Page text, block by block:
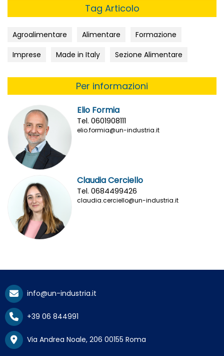
Tag Articolo
Agroalimentare Alimentare
Formazione
Imprese
Made in Italy Sezione Alimentare
Per informazioni
Elio Formia
Tel. 0601908111
elio.formia@un-industria.it
Claudia Cerciello
Tel. 0684499426
claudia.cerciello@un-industria.it
info@un-industria.it
+39 06 844991
Via Andrea Noale, 206 00155 Roma